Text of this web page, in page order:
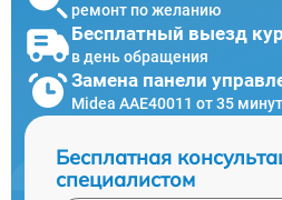
ремонт по желанию
Бесплатный выезд
в день обращения
Замена панели
Midea AAE40011 от 35 минут
Бесплатная
специалистом